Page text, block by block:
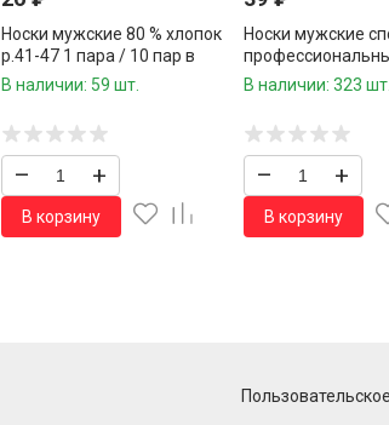
Носки мужские 80 % хлопок
р.41-47 1 пара / 10 пар в
упаковке/
В наличии: 59 шт.
– +
В корзину
Носки мужские
хлопок р.41-47 1
В наличии: 323 шт.
– +
В корзину